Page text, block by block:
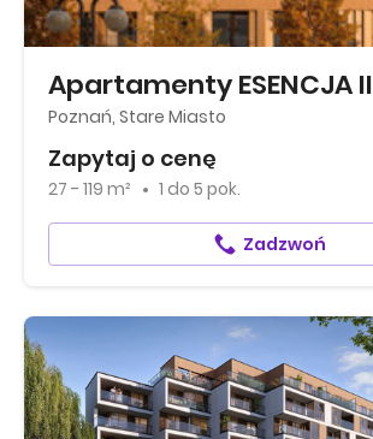
Apartamenty ESENCJA II
Poznań, Stare Miasto
Zapytaj o cenę
27 - 119 m² 1 do 5 pok.
Zadzwoń